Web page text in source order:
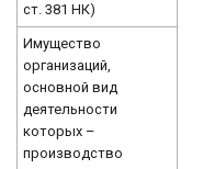
ст. 381 НК)
Имущество
организаций,
основной вид
деятельности
которых –
производство